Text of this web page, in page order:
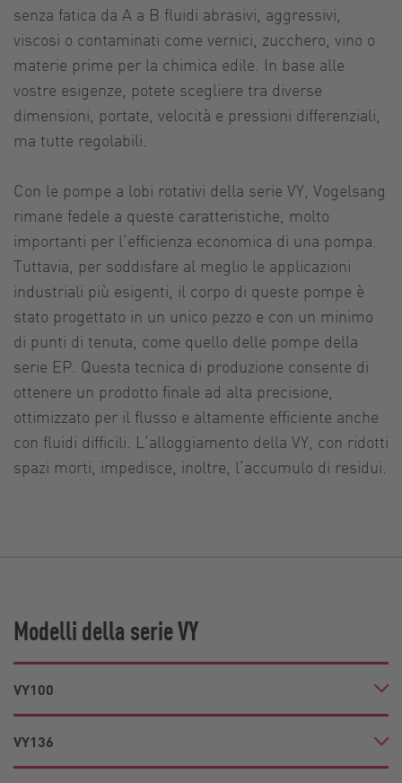
senza fatica da A a B fluidi abrasivi, aggressivi,
viscosi o contaminati come vernici, zucchero, vino o
materie prime per la chimica edile. In base alle
vostre esigenze, potete scegliere tra diverse
dimensioni, portate, velocità e pressioni differenziali,
ma tutte regolabili.
Con le pompe a lobi rotativi della serie VY, Vogelsang
rimane fedele a queste caratteristiche, molto
importanti per l‘efficienza economica di una pompa.
Tuttavia, per soddisfare al meglio le applicazioni
industriali più esigenti, il corpo di queste pompe è
stato progettato in un unico pezzo e con un minimo
di punti di tenuta, come quello delle pompe della
serie EP. Questa tecnica di produzione consente di
ottenere un prodotto finale ad alta precisione,
ottimizzato per il flusso e altamente efficiente anche
con fluidi difficili. L‘alloggiamento della VY, con ridotti
spazi morti, impedisce, inoltre, l‘accumulo di residui.
Modelli della serie VY
VY100
VY136